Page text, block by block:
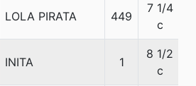
LOLA PIRATA 449
7 1/4
c
INITA 1
8 1/2
c